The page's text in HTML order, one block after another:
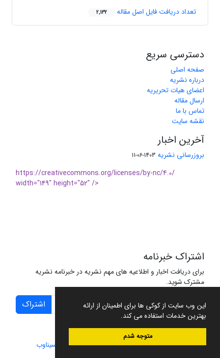
این وب سایت از کوکی ها برای اطمینان از ارائه
بهترین خدمات استفاده می کند.
متوجه شدم
تعداد دریافت فایل اصل مقاله 2,132
دسترسی سریع
صفحه اصلی
درباره نشریه
اعضای هیات تحریریه
ارسال مقاله
تماس با ما
نقشه سایت
آخرین اخبار
بروزرسانی نشریه 1403-06-11
https://creativecommons.org/licenses/by-nc/4.0/
width="149" height="52" />
اشتراک خبرنامه
برای دریافت اخبار و اطلاعیه های مهم نشریه در خبرنامه نشریه
مشترک شوید.
اشتراک
سامانه مدیریت نشریات علمی.طراحی و پیاده سازی از سیناوب